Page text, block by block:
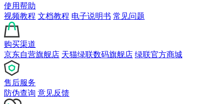
使用帮助
视频教程 文档教程 电子说明书 常见问题
购买渠道
京东自营旗舰店 天猫绿联数码旗舰店 绿联官方商城
售后服务
防伪查询 意见反馈